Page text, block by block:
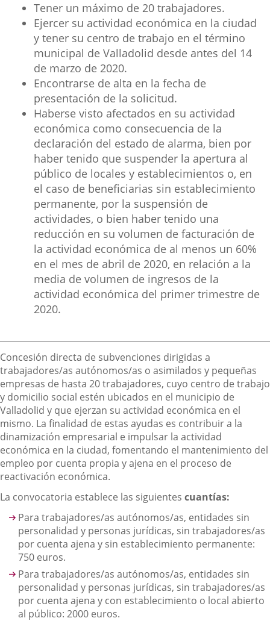
Tener un máximo de 20 trabajadores.
Ejercer su actividad económica en la ciudad
y tener su centro de trabajo en el término
municipal de Valladolid desde antes del 14
de marzo de 2020.
Encontrarse de alta en la fecha de
presentación de la solicitud.
Haberse visto afectados en su actividad
económica como consecuencia de la
declaración del estado de alarma, bien por
haber tenido que suspender la apertura al
público de locales y establecimientos o, en
el caso de beneficiarias sin establecimiento
permanente, por la suspensión de
actividades, o bien haber tenido una
reducción en su volumen de facturación de
la actividad económica de al menos un 60%
en el mes de abril de 2020, en relación a la
media de volumen de ingresos de la
actividad económica del primer trimestre de
2020.
Descripción
Concesión directa de subvenciones dirigidas a
trabajadores/as autónomos/as o asimilados y pequeñas
empresas de hasta 20 trabajadores, cuyo centro de trabajo
y domicilio social estén ubicados en el municipio de
Valladolid y que ejerzan su actividad económica en el
mismo. La finalidad de estas ayudas es contribuir a la
dinamización empresarial e impulsar la actividad
económica en la ciudad, fomentando el mantenimiento del
empleo por cuenta propia y ajena en el proceso de
reactivación económica.
La convocatoria establece las siguientes cuantías:
Para trabajadores/as autónomos/as, entidades sin
personalidad y personas jurídicas, sin trabajadores/as
por cuenta ajena y sin establecimiento permanente:
750 euros.
Para trabajadores/as autónomos/as, entidades sin
personalidad y personas jurídicas, sin trabajadores/as
por cuenta ajena y con establecimiento o local abierto
al público: 2000 euros.